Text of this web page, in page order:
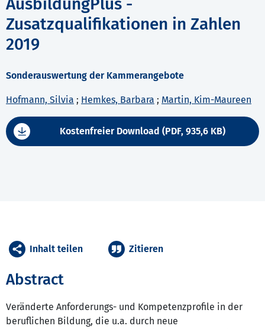
Zusatzqualifikationen in Zahlen
2019
Sonderauswertung der Kammerangebote
Hofmann, Silvia ; Hemkes, Barbara ; Martin, Kim-Maureen
Kostenfreier Download (PDF, 935,6 KB)
Abstract
Veränderte Anforderungs- und Kompetenzprofile in der
beruflichen Bildung, die u.a. durch neue
Inhalt teilen Zitieren